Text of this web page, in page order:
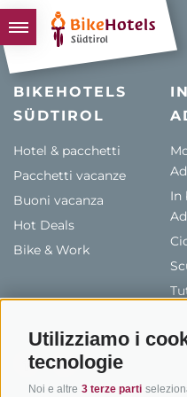
Utilizziamo i
tecnologie
Noi e altre 3 terze parti
BIKEHOTELS
HOTELS &
TOUR &
L'ALTO ADIGE &
INFO UTILI
BIKEHOTELS
SÜDTIROL
Hotel & pacchetti
Pacchetti vacanze
Buoni vacanza
Hot Deals
Bike & Work
In